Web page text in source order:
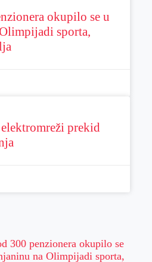
okupilo se u
sporta,
prekid
300 penzionera okupilo se
na Olimpijadi sporta,